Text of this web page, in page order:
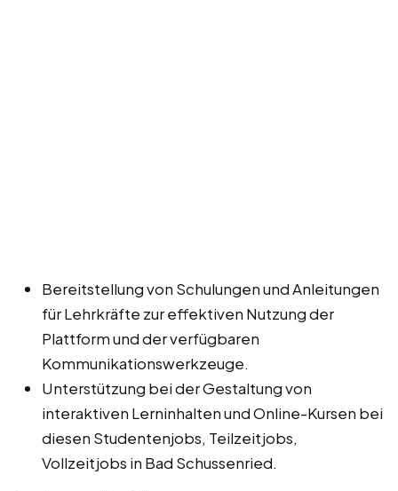
Bereitstellung von Schulungen und Anleitungen
für Lehrkräfte zur effektiven Nutzung der
Plattform und der verfügbaren
Kommunikationswerkzeuge.
Unterstützung bei der Gestaltung von
interaktiven Lerninhalten und Online-Kursen bei
diesen Studentenjobs, Teilzeitjobs,
Vollzeitjobs in Bad Schussenried.